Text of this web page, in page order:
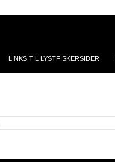
LINKS TIL LYSTFISKERSIDER